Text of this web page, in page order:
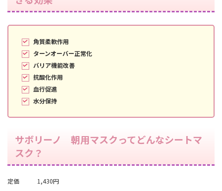
角質柔軟作用
ターンオーバー正常化
バリア機能改善
抗酸化作用
血行促進
水分保持
サボリーノ 朝用マスクってどんなシートマ
スク？
定価 1,430円